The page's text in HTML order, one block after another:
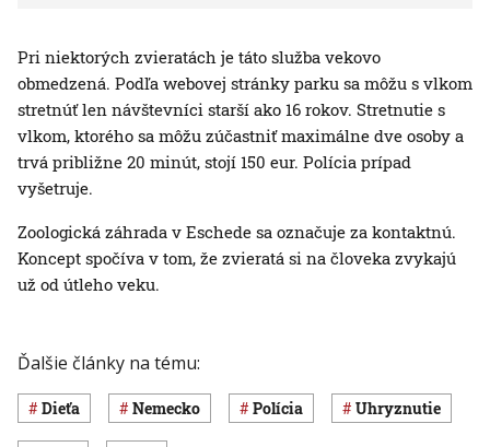
Pri niektorých zvieratách je táto služba vekovo
obmedzená. Podľa webovej stránky parku sa môžu s vlkom
stretnúť len návštevníci starší ako 16 rokov. Stretnutie s
vlkom, ktorého sa môžu zúčastniť maximálne dve osoby a
trvá približne 20 minút, stojí 150 eur. Polícia prípad
vyšetruje.
Zoologická záhrada v Eschede sa označuje za kontaktnú.
Koncept spočíva v tom, že zvieratá si na človeka zvykajú
už od útleho veku.
Ďalšie články na tému:
dieťa Nemecko polícia uhryznutie